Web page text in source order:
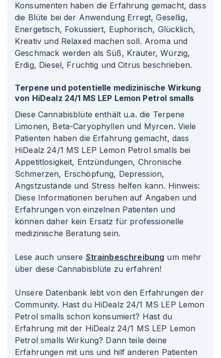
Konsumenten haben die Erfahrung gemacht, dass
die Blüte bei der Anwendung Erregt, Gesellig,
Energetisch, Fokussiert, Euphorisch, Glücklich,
Kreativ und Relaxed machen soll. Aroma und
Geschmack werden als Süß, Kräuter, Würzig,
Erdig, Diesel, Fruchtig und Citrus beschrieben.
Terpene und potentielle medizinische Wirkung
von HiDealz 24/1 MS LEP Lemon Petrol smalls
Diese Cannabisblüte enthält u.a. die Terpene
Limonen, Beta-Caryophyllen und Myrcen. Viele
Patienten haben die Erfahrung gemacht, dass
HiDealz 24/1 MS LEP Lemon Petrol smalls bei
Appetitlosigkeit, Entzündungen, Chronische
Schmerzen, Erschöpfung, Depression,
Angstzustände und Stress helfen kann. Hinweis:
Diese Informationen beruhen auf Angaben und
Erfahrungen von einzelnen Patienten und
können daher kein Ersatz für professionelle
medizinische Beratung sein.
Lese auch unsere Strainbeschreibung um mehr
über diese Cannabisblüte zu erfahren!
Unsere Datenbank lebt von den Erfahrungen der
Community. Hast du HiDealz 24/1 MS LEP Lemon
Petrol smalls schon konsumiert? Hast du
Erfahrung mit der HiDealz 24/1 MS LEP Lemon
Petrol smalls Wirkung? Dann teile deine
Erfahrungen mit uns und hilf anderen Patienten